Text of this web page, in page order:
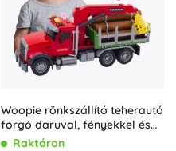
Woopie rönkszállító teherautó
forgó daruval, fényekkel és
hangokkal 1:14
Raktáron